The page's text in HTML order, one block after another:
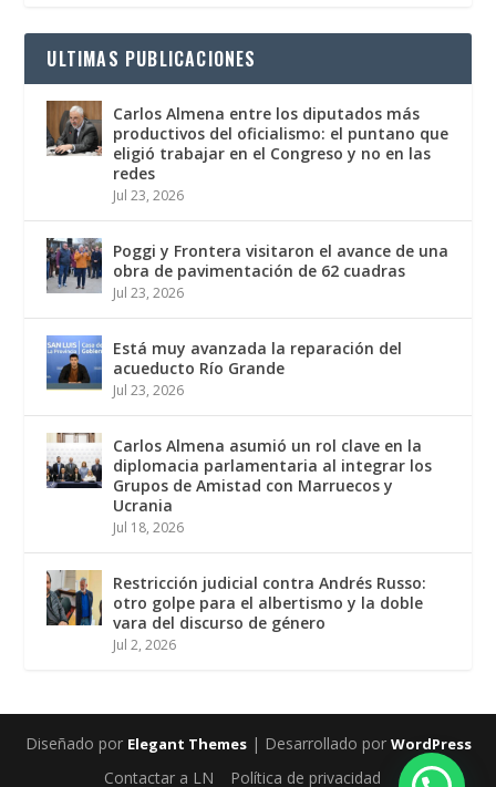
ULTIMAS PUBLICACIONES
Carlos Almena entre los diputados más
productivos del oficialismo: el puntano que
eligió trabajar en el Congreso y no en las
redes
Jul 23, 2026
Poggi y Frontera visitaron el avance de una
obra de pavimentación de 62 cuadras
Jul 23, 2026
Está muy avanzada la reparación del
acueducto Río Grande
Jul 23, 2026
Carlos Almena asumió un rol clave en la
diplomacia parlamentaria al integrar los
Grupos de Amistad con Marruecos y
Ucrania
Jul 18, 2026
Restricción judicial contra Andrés Russo:
otro golpe para el albertismo y la doble
vara del discurso de género
Jul 2, 2026
Diseñado por Elegant Themes| Desarrollado por WordPress
Contactar a LN Política de privacidad